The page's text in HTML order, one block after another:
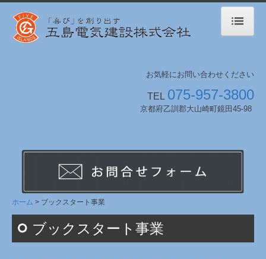
1974年-2009年
環境への取組み
会社案内
採用情報
お気軽にお問い合わせください
TEL 075-957-3800
京都府乙訓郡大山崎町鏡田45-98
ホーム ブックスタート事業
ブックスタート事業